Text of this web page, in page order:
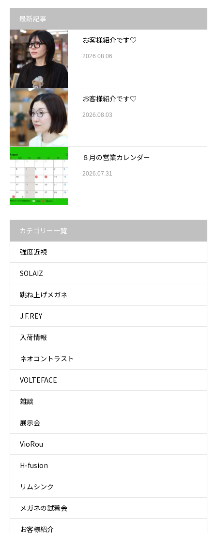
最新記事
お客様紹介です♡
2026.08.06
お客様紹介です♡
2026.08.03
８月の営業カレンダー
2026.07.31
カテゴリー一覧
強度近視
SOLAIZ
跳ね上げメガネ
J.F.REY
入荷情報
ネオコントラスト
VOLTEFACE
雑談
展示会
VioRou
H-fusion
リムシンク
メガネの試着会
お客様紹介